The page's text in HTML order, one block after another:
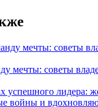
мечты: советы